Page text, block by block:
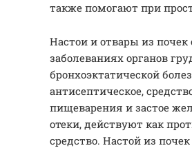
также помогают при
Настои и отвары из
заболеваниях органов
бронхоэктатической
антисептическое,
пищеварения и застое
отеки, действуют как
средство. Настой из